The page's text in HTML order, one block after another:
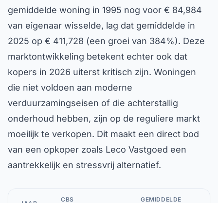
gemiddelde woning in 1995 nog voor € 84,984
van eigenaar wisselde, lag dat gemiddelde in
2025 op € 411,728 (een groei van 384%). Deze
marktontwikkeling betekent echter ook dat
kopers in 2026 uiterst kritisch zijn. Woningen
die niet voldoen aan moderne
verduurzamingseisen of die achterstallig
onderhoud hebben, zijn op de reguliere markt
moeilijk te verkopen. Dit maakt een direct bod
van een opkoper zoals Leco Vastgoed een
aantrekkelijk en stressvrij alternatief.
CBS GEMIDDELDE